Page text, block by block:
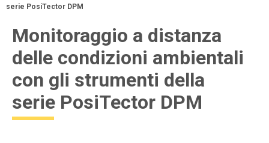
serie PosiTector DPM
Monitoraggio a distanza
delle condizioni ambientali
con gli strumenti della
serie PosiTector DPM